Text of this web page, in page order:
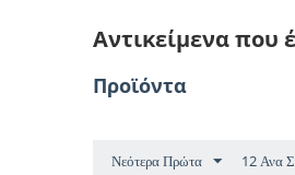
Αντικείμενα που
Προϊόντα
Νεότερα Πρώτα 12 Ανα